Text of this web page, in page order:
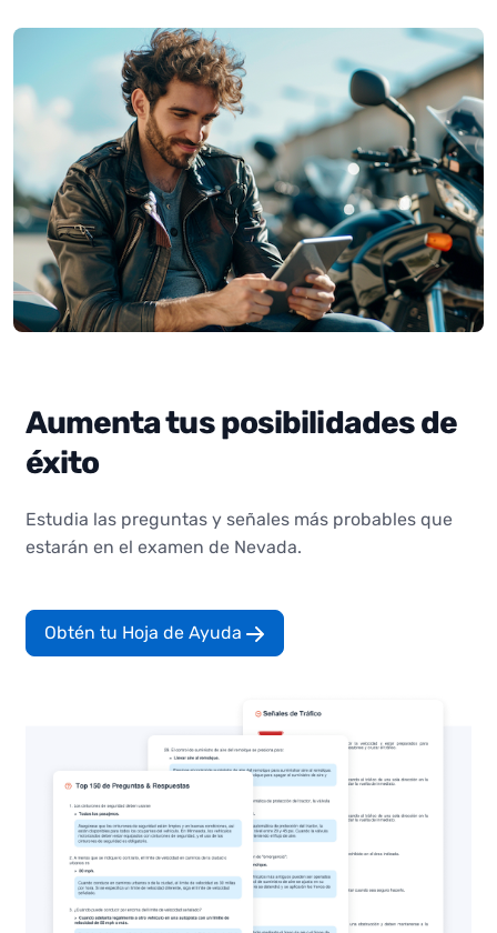
Aumenta tus posibilidades de
éxito
Estudia las preguntas y señales más probables que
estarán en el examen de Nevada.
Obtén tu Hoja de Ayuda